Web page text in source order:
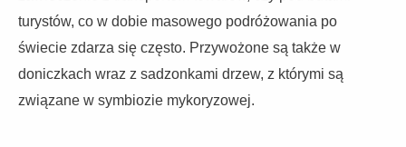
turystów, co w dobie masowego podróżowania po
świecie zdarza się często. Przywożone są także w
doniczkach wraz z sadzonkami drzew, z którymi są
związane w symbiozie mykoryzowej.